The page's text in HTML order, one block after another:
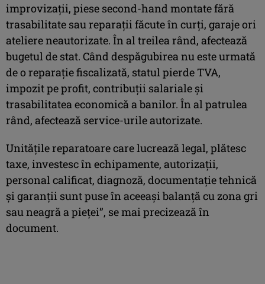
improvizaţii, piese second-hand montate fără
trasabilitate sau reparaţii făcute în curţi, garaje ori
ateliere neautorizate. În al treilea rând, afectează
bugetul de stat. Când despăgubirea nu este urmată
de o reparaţie fiscalizată, statul pierde TVA,
impozit pe profit, contribuţii salariale şi
trasabilitatea economică a banilor. În al patrulea
rând, afectează service-urile autorizate.
Unităţile reparatoare care lucrează legal, plătesc
taxe, investesc în echipamente, autorizaţii,
personal calificat, diagnoză, documentaţie tehnică
şi garanţii sunt puse în aceeaşi balanţă cu zona gri
sau neagră a pieţei”, se mai precizează în
document.